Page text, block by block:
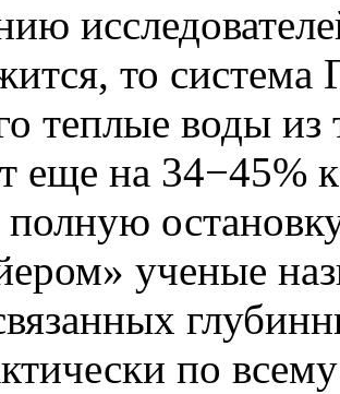
то
теплые воды
еще на 34−45%
полную
ученые
по